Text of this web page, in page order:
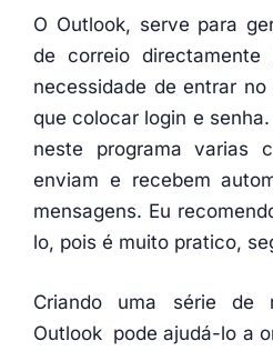
O Outlook, serve para
de correio
necessidade de entrar
que colocar login e
neste programa varias
enviam e recebem
mensagens. Eu
lo, pois é muito pratico,
Criando uma série de
Outlook pode ajudá-lo a